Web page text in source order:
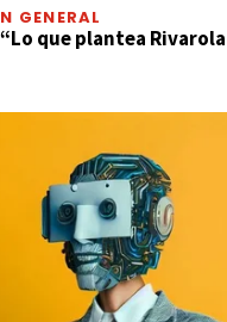
GENERAL
que plantea